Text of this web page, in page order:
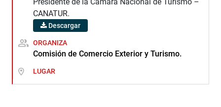
CANATUR.
Descargar
ORGANIZA
Comisión de Comercio Exterior y Turismo.
LUGAR